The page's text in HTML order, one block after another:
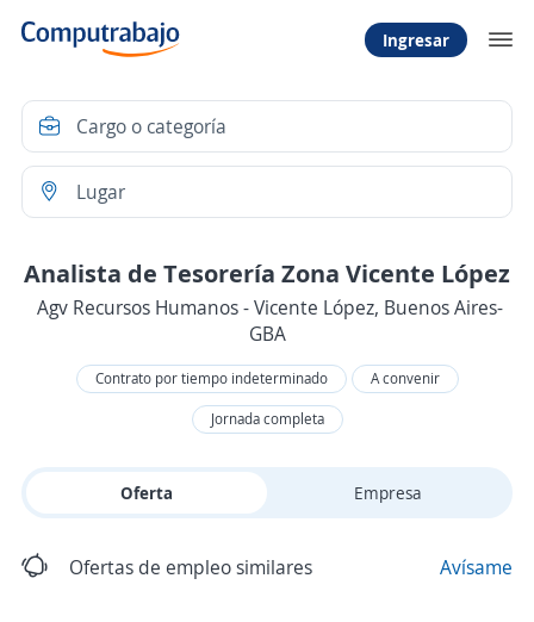
Ingresar
Analista de Tesorería Zona Vicente López
Agv Recursos Humanos - Vicente López, Buenos Aires-
GBA
Contrato por tiempo indeterminado
A convenir
Jornada completa
Oferta Empresa
Ofertas de empleo similares Avísame